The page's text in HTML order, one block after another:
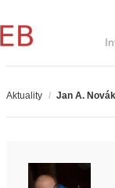
Aktuality / Jan A. Novák